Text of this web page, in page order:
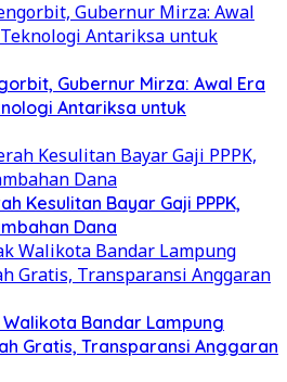
Gubernur Mirza: Awal Era
Antariksa untuk
Kesulitan Bayar Gaji PPPK,
Dana
Bandar Lampung
Gratis, Transparansi Anggaran